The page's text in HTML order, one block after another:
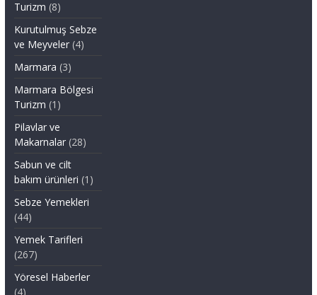
Turizm (8)
Kurutulmuş Sebze
ve Meyveler(4)
Marmara (3)
Marmara Bölgesi
Turizm (1)
Pilavlar ve
Makarnalar(28)
Sabun ve cilt
bakım ürünleri (1)
Sebze Yemekleri
(44)
Yemek Tarifleri
(267)
Yöresel Haberler
(4)